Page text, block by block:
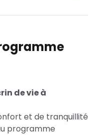
de vie à
et de tranquillité
programme